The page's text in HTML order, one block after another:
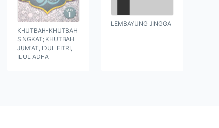
KHUTBAH-KHUTBAH
SINGKAT; KHUTBAH
JUM'AT, IDUL FITRI,
IDUL ADHA
LEMBAYUNG JINGGA